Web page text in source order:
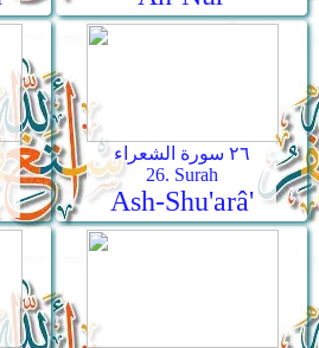
٢٦ سورة الشعراء
26. Surah
Ash-Shu'arâ'